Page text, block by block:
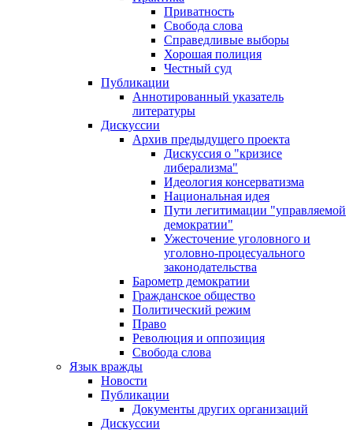
Приватность
Свобода слова
Справедливые выборы
Хорошая полиция
Честный суд
Публикации
Аннотированный указатель
литературы
Дискуссии
Архив предыдущего проекта
Дискуссия о "кризисе
либерализма"
Идеология консерватизма
Национальная идея
Пути легитимации "управляемой
демократии"
Ужесточение уголовного и
уголовно-процесуального
законодательства
Барометр демократии
Гражданское общество
Политический режим
Право
Революция и оппозиция
Свобода слова
Язык вражды
Новости
Публикации
Документы других организаций
Дискуссии